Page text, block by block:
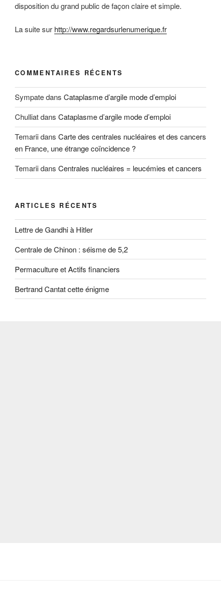
disposition du grand public de façon claire et simple.
La suite sur http://www.regardsurlenumerique.fr
COMMENTAIRES RÉCENTS
Sympatedans Cataplasme d’argile mode d’emploi
Chulliatdans Cataplasme d’argile mode d’emploi
Temariidans Carte des centrales nucléaires et des cancers
en France, une étrange coïncidence ?
Temariidans Centrales nucléaires = leucémies et cancers
ARTICLES RÉCENTS
Lettre de Gandhi à Hitler
Centrale de Chinon : séisme de 5,2
Permaculture et Actifs financiers
Bertrand Cantat cette énigme